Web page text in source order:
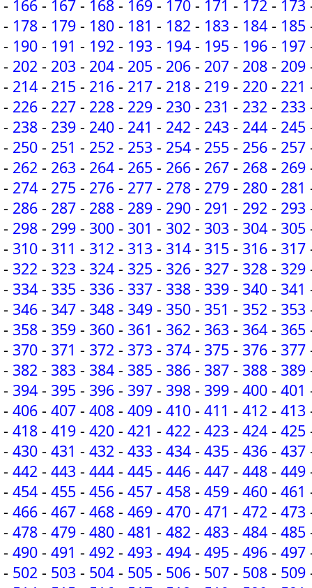
- 166 - 167 - 168 - 169 - 170 - 171 - 172 - 173
- 178 - 179 - 180 - 181 - 182 - 183 - 184 - 185
- 190 - 191 - 192 - 193 - 194 - 195 - 196 - 197
- 202 - 203 - 204 - 205 - 206 - 207 - 208 - 209
- 214 - 215 - 216 - 217 - 218 - 219 - 220 - 221
- 226 - 227 - 228 - 229 - 230 - 231 - 232 - 233
- 238 - 239 - 240 - 241 - 242 - 243 - 244 - 245
- 250 - 251 - 252 - 253 - 254 - 255 - 256 - 257
- 262 - 263 - 264 - 265 - 266 - 267 - 268 - 269
- 274 - 275 - 276 - 277 - 278 - 279 - 280 - 281
- 286 - 287 - 288 - 289 - 290 - 291 - 292 - 293
- 298 - 299 - 300 - 301 - 302 - 303 - 304 - 305
- 310 - 311 - 312 - 313 - 314 - 315 - 316 - 317
- 322 - 323 - 324 - 325 - 326 - 327 - 328 - 329
- 334 - 335 - 336 - 337 - 338 - 339 - 340 - 341
- 346 - 347 - 348 - 349 - 350 - 351 - 352 - 353
- 358 - 359 - 360 - 361 - 362 - 363 - 364 - 365
- 370 - 371 - 372 - 373 - 374 - 375 - 376 - 377
- 382 - 383 - 384 - 385 - 386 - 387 - 388 - 389
- 394 - 395 - 396 - 397 - 398 - 399 - 400 - 401
- 406 - 407 - 408 - 409 - 410 - 411 - 412 - 413
- 418 - 419 - 420 - 421 - 422 - 423 - 424 - 425
- 430 - 431 - 432 - 433 - 434 - 435 - 436 - 437
- 442 - 443 - 444 - 445 - 446 - 447 - 448 - 449
- 454 - 455 - 456 - 457 - 458 - 459 - 460 - 461
- 466 - 467 - 468 - 469 - 470 - 471 - 472 - 473
- 478 - 479 - 480 - 481 - 482 - 483 - 484 - 485
- 490 - 491 - 492 - 493 - 494 - 495 - 496 - 497
- 502 - 503 - 504 - 505 - 506 - 507 - 508 - 509